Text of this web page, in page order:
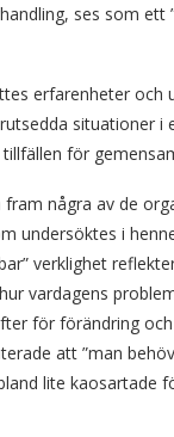
ses som ett
erfarenheter och
situationer i
för
några av de
undersöktes i
verklighet
vardagens
för förändring
att ”man
lite kaosartade